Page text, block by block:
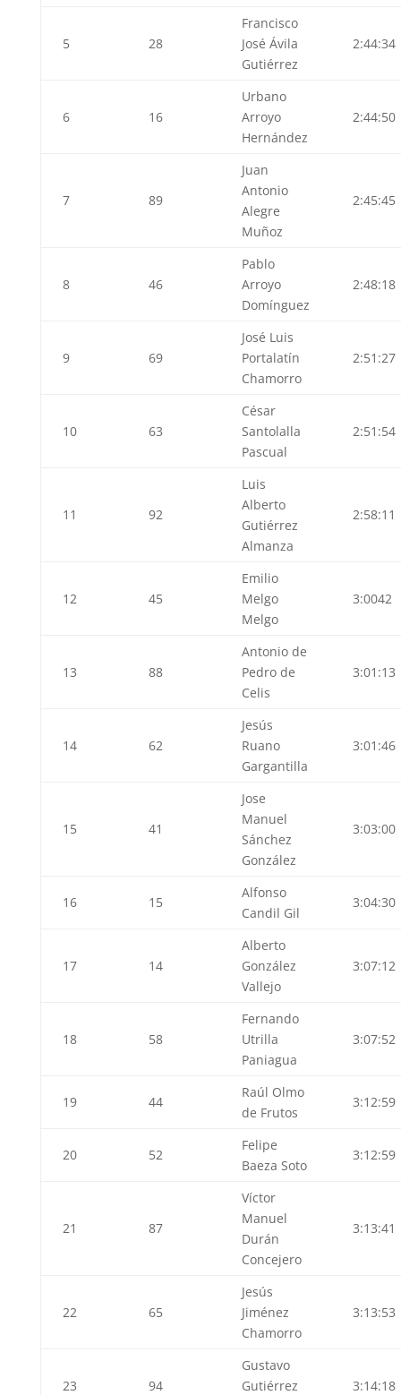
5 28
Francisco
José Ávila
Gutiérrez
2:44:34
6 16
Urbano
Arroyo
Hernández
2:44:50
7 89
Juan
Antonio
Alegre
Muñoz
2:45:45
8 46
Pablo
Arroyo
Domínguez
2:48:18
9 69
José Luis
Portalatín
Chamorro
2:51:27
10 63
César
Santolalla
Pascual
2:51:54
11 92
Luis
Alberto
Gutiérrez
Almanza
2:58:11
12 45
Emilio
Melgo
Melgo
3:0042
13 88
Antonio de
Pedro de
Celis
3:01:13
14 62
Jesús
Ruano
Gargantilla
3:01:46
15 41
Jose
Manuel
Sánchez
González
3:03:00
16 15
Alfonso
Candil Gil
3:04:30
17 14
Alberto
González
Vallejo
3:07:12
18 58
Fernando
Utrilla
Paniagua
3:07:52
19 44
Raúl Olmo
de Frutos
3:12:59
20 52
Felipe
Baeza Soto
3:12:59
21 87
Víctor
Manuel
Durán
Concejero
3:13:41
22 65
Jesús
Jiménez
Chamorro
3:13:53
23 94
Gustavo
Gutiérrez
3:14:18